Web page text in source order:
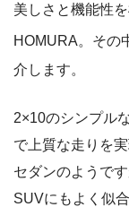
美しさと機能性
HOMURA。その
介します。
2×10のシンプル
で上質な走りを
セダンのようで
SUVにもよく似合